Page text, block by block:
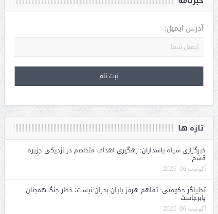
آدرس ایمیل:
تازه ها
خبرگزاری سپاه پاسداران: رهگیری اهداف متخاصم در نزدیکی جزیره
قشم
آگوست 06, 2026
تحلیلگر حکومتی: تفاهم هرمز پایان بحران نیست؛ خطر جنگ همچنان
پابرجاست
آگوست 06, 2026